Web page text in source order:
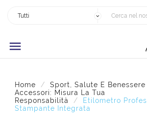

Home Sport, Salute E Benessere
Accessori: Misura La Tua
Responsabilità
Etilometro
Stampante Integrata